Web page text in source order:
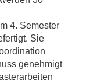
4. Semester
Sie
genehmigt